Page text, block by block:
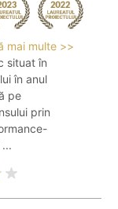
mai multe >>
situat în
în anul
pe
prin